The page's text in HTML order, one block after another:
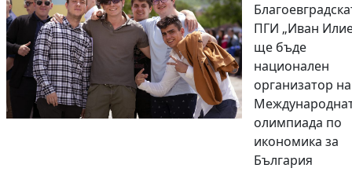
ПГИ „Иван
ще бъде
национален
организатор на
олимпиада по
икономика за
България